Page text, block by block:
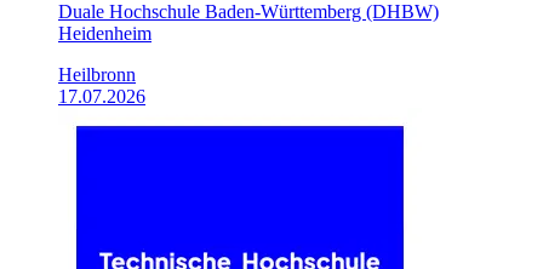
Duale Hochschule Baden-Württemberg (DHBW)
Heidenheim
Heilbronn
17.07.2026